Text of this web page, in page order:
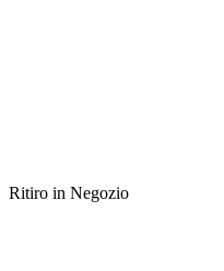
Ritiro in Negozio